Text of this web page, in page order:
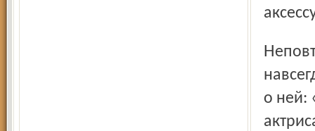
Неповторимая Людмила Гурченко ушла, чтобы остаться
о ней: